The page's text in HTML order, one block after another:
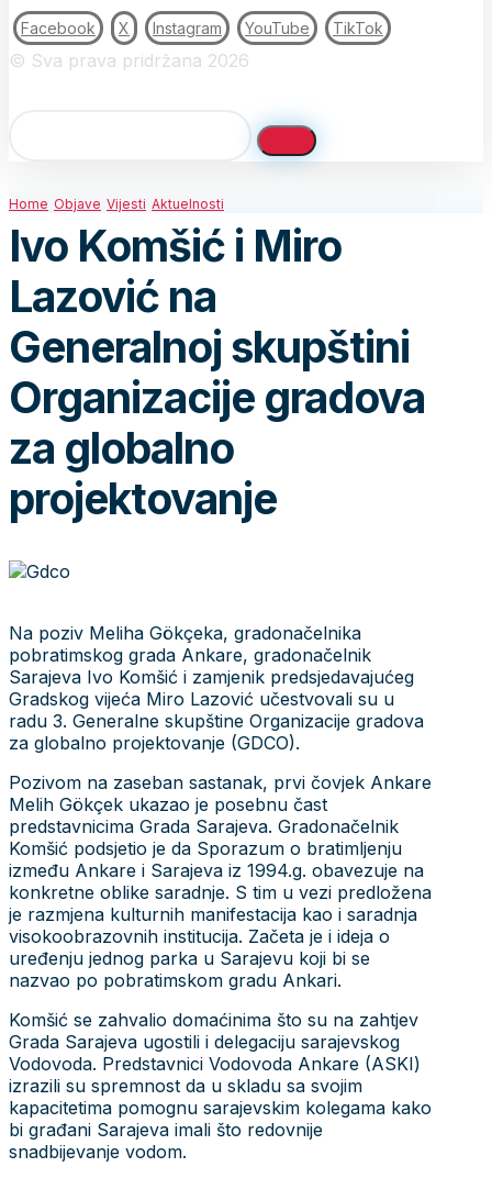
Facebook X Instagram YouTube TikTok
© Sva prava pridržana 2026
Home Objave Vijesti Aktuelnosti
Ivo Komšić i Miro
Lazović na
Generalnoj skupštini
Organizacije gradova
za globalno
projektovanje
Na poziv Meliha Gökçeka, gradonačelnika
pobratimskog grada Ankare, gradonačelnik
Sarajeva Ivo Komšić i zamjenik predsjedavajućeg
Gradskog vijeća Miro Lazović učestvovali su u
radu 3. Generalne skupštine Organizacije gradova
za globalno projektovanje (GDCO).
Pozivom na zaseban sastanak, prvi čovjek Ankare
Melih Gökçek ukazao je posebnu čast
predstavnicima Grada Sarajeva. Gradonačelnik
Komšić podsjetio je da Sporazum o bratimljenju
između Ankare i Sarajeva iz 1994.g. obavezuje na
konkretne oblike saradnje. S tim u vezi predložena
je razmjena kulturnih manifestacija kao i saradnja
visokoobrazovnih institucija. Začeta je i ideja o
uređenju jednog parka u Sarajevu koji bi se
nazvao po pobratimskom gradu Ankari.
Komšić se zahvalio domaćinima što su na zahtjev
Grada Sarajeva ugostili i delegaciju sarajevskog
Vodovoda. Predstavnici Vodovoda Ankare (ASKI)
izrazili su spremnost da u skladu sa svojim
kapacitetima pomognu sarajevskim kolegama kako
bi građani Sarajeva imali što redovnije
snadbijevanje vodom.